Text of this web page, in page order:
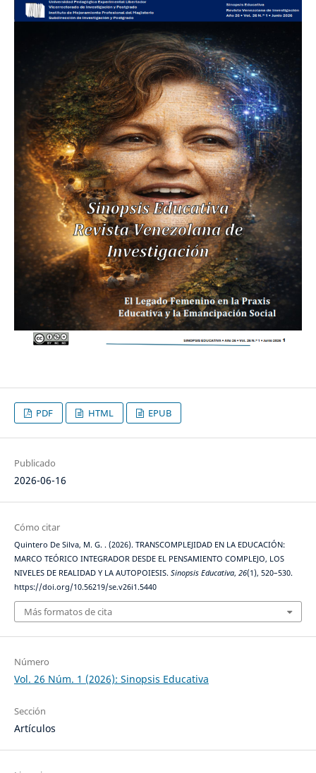
PDF HTML EPUB
Publicado
2026-06-16
Cómo citar
Quintero De Silva, M. G. . (2026). TRANSCOMPLEJIDAD EN LA EDUCACIÓN:
MARCO TEÓRICO INTEGRADOR DESDE EL PENSAMIENTO COMPLEJO, LOS
NIVELES DE REALIDAD Y LA AUTOPOIESIS. Sinopsis Educativa, 26(1), 520–530.
https://doi.org/10.56219/se.v26i1.5440
Más formatos de cita
Número
Vol. 26 Núm. 1 (2026): Sinopsis Educativa
Sección
Artículos